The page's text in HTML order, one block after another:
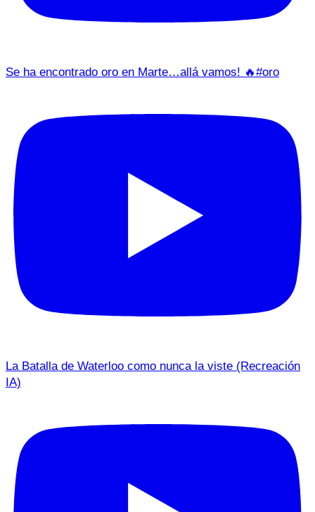
Se ha encontrado oro en Marte…allá vamos! 🔥#oro
La Batalla de Waterloo como nunca la viste (Recreación
IA)